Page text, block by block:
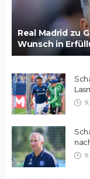
Real Madrid zu
Wunsch in